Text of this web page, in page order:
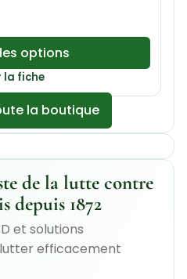
options
la fiche
la boutique
de la lutte contre
depuis 1872
et solutions
efficacement